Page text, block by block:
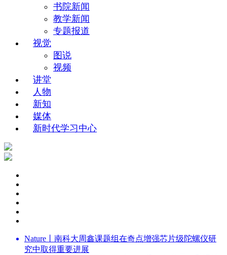
书院新闻
教学新闻
专题报道
视觉
图说
视频
讲堂
人物
新知
媒体
新时代学习中心
Nature丨南科大周鑫课题组在奇点增强芯片级陀螺仪研
究中取得重要进展